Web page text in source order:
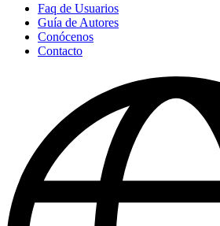
Faq de Usuarios
Guía de Autores
Conócenos
Contacto